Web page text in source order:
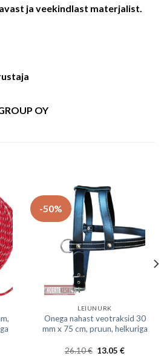
ja veekindlast materjalist.
OY
-50%
LEIUNURK
Onega nahast veotraksid 30
mm x 75 cm, pruun, helkuriga
26.10€ 13.05€